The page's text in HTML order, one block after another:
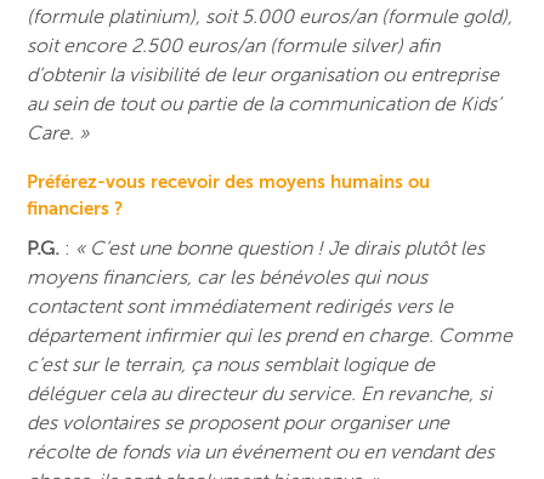
(formule platinium), soit 5.000 euros/an (formule gold),
soit encore 2.500 euros/an (formule silver) afin
d’obtenir la visibilité de leur organisation ou entreprise
au sein de tout ou partie de la communication de Kids’
Care. »
Préférez-vous recevoir des moyens humains ou
financiers ?
P.G. : « C’est une bonne question ! Je dirais plutôt les
moyens financiers, car les bénévoles qui nous
contactent sont immédiatement redirigés vers le
département infirmier qui les prend en charge. Comme
c’est sur le terrain, ça nous semblait logique de
déléguer cela au directeur du service. En revanche, si
des volontaires se proposent pour organiser une
récolte de fonds via un événement ou en vendant des